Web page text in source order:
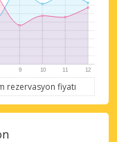
rezervasyon fiyatı